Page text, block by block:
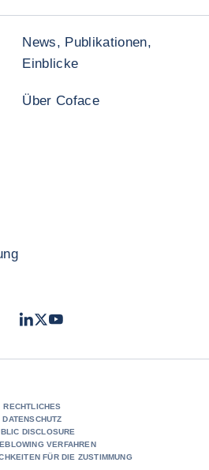
News, Publikationen,
Einblicke
Über Coface
LinkedIn
TwitterYoutube
RECHTLICHES
DATENSCHUTZ
DISCLOSURE
VERFAHREN
FÜR DIE ZUSTIMMUNG